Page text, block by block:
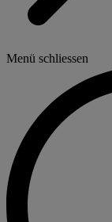
Menü schliessen